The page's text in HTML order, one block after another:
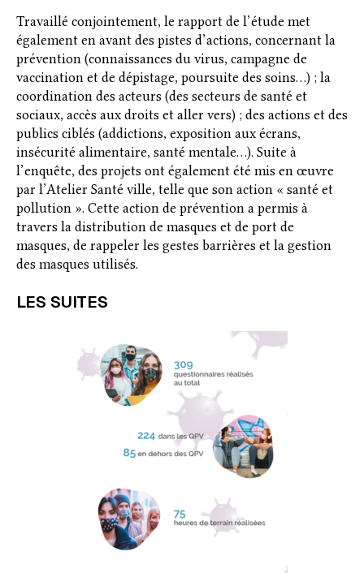
Travaillé conjointement, le rapport de l’étude met
également en avant des pistes d’actions, concernant la
prévention (connaissances du virus, campagne de
vaccination et de dépistage, poursuite des soins…) ; la
coordination des acteurs (des secteurs de santé et
sociaux, accès aux droits et aller vers) ; des actions et des
publics ciblés (addictions, exposition aux écrans,
insécurité alimentaire, santé mentale…). Suite à
l’enquête, des projets ont également été mis en œuvre
par l’Atelier Santé ville, telle que son action « santé et
pollution ». Cette action de prévention a permis à
travers la distribution de masques et de port de
masques, de rappeler les gestes barrières et la gestion
des masques utilisés.
LES SUITES